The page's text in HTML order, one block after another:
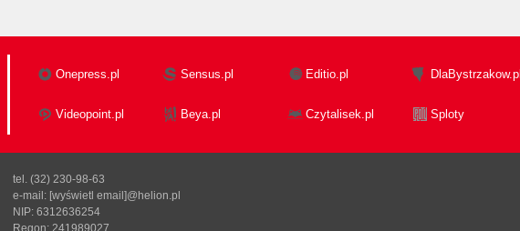
Onepress.pl Sensus.pl Editio.pl DlaBystrzakow.pl
Videopoint.pl Beya.pl Czytalisek.pl Sploty
tel. (32) 230-98-63
e-mail: [wyświetl email]@helion.pl
NIP: 6312636254
Regon: 241989027